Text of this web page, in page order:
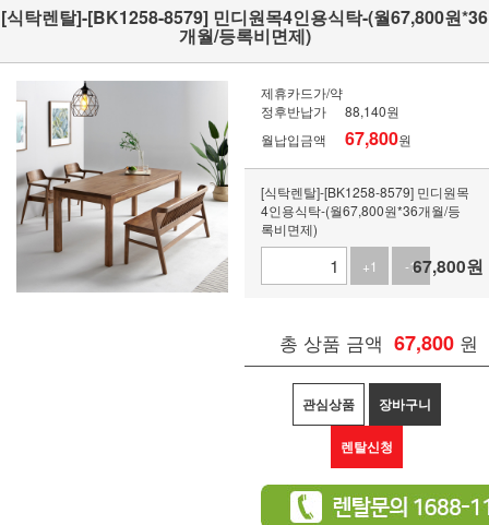
[식탁렌탈]-[BK1258-8579] 민디원목4인용식탁-(월67,800원*36
개월/등록비면제)
제휴카드가/약
정후반납가
88,140원
월납입금액
67,800원
[식탁렌탈]-[BK1258-8579] 민디원목
4인용식탁-(월67,800원*36개월/등
록비면제)
+1
-167,800원
총 상품 금액 67,800 원
관심상품 장바구니
렌탈신청